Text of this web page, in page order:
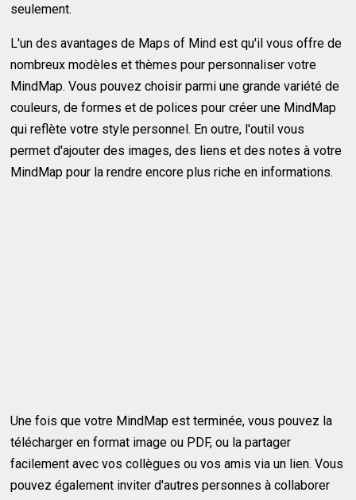
seulement.
L'un des avantages de Maps of Mind est qu'il vous offre de
nombreux modèles et thèmes pour personnaliser votre
MindMap. Vous pouvez choisir parmi une grande variété de
couleurs, de formes et de polices pour créer une MindMap
qui reflète votre style personnel. En outre, l'outil vous
permet d'ajouter des images, des liens et des notes à votre
MindMap pour la rendre encore plus riche en informations.
Une fois que votre MindMap est terminée, vous pouvez la
télécharger en format image ou PDF, ou la partager
facilement avec vos collègues ou vos amis via un lien. Vous
pouvez également inviter d'autres personnes à collaborer